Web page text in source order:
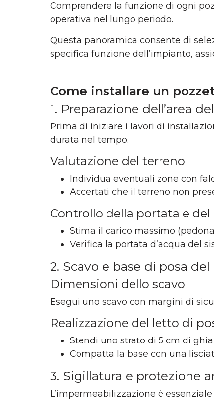
Comprendere la funzione di ogni
operativa nel lungo periodo.
Questa panoramica consente di
specifica funzione dell’impianto,
Come installare un
1. Preparazione dell’area
Prima di iniziare i lavori di
durata nel tempo.
Valutazione del terreno
Individua eventuali zone con
Accertati che il terreno non
Controllo della portata e del
Stima il carico massimo
Verifica la portata d’acqua del
2. Scavo e base di posa
Dimensioni dello scavo
Esegui uno scavo con margini di
Realizzazione del letto di
Stendi uno strato di 5 cm di
Compatta la base con una
3. Sigillatura e protezione
L’impermeabilizzazione è